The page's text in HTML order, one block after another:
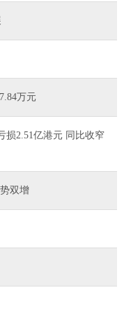
万元
损2.51亿港元 同比收窄
双增